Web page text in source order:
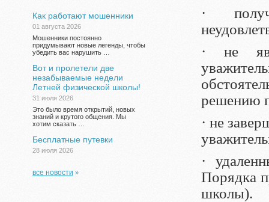
Как работают мошенники
01 августа 2026
Мошенники постоянно
придумывают новые легенды, чтобы
убедить вас нарушить …
Вот и пролетели две
незабываемые недели
Летней физической школы!
31 июля 2026
Это было время открытий, новых
знаний и крутого общения. Мы
хотим сказать …
Бесплатные путевки
28 июля 2026
все новости »
·
· не
решению
· не
·
Порядка
школы).